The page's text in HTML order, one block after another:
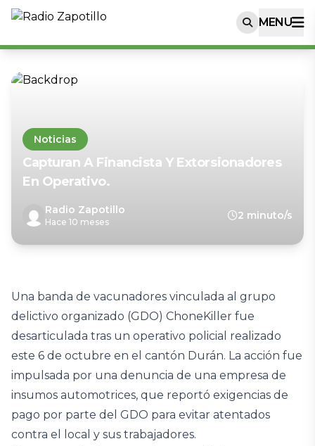
MENU
Noticias
Capturan A Financista Y Extorsionadores
En Operativo.
Radio Zapotillo
Hace 10 meses
2 minuto/s
Una banda de vacunadores vinculada al grupo
delictivo organizado (GDO) ChoneKiller fue
desarticulada tras un operativo policial realizado
este 6 de octubre en el cantón Durán. La acción fue
impulsada por una denuncia de una empresa de
insumos automotrices, que reportó exigencias de
pago por parte del GDO para evitar atentados
contra el local y sus trabajadores.